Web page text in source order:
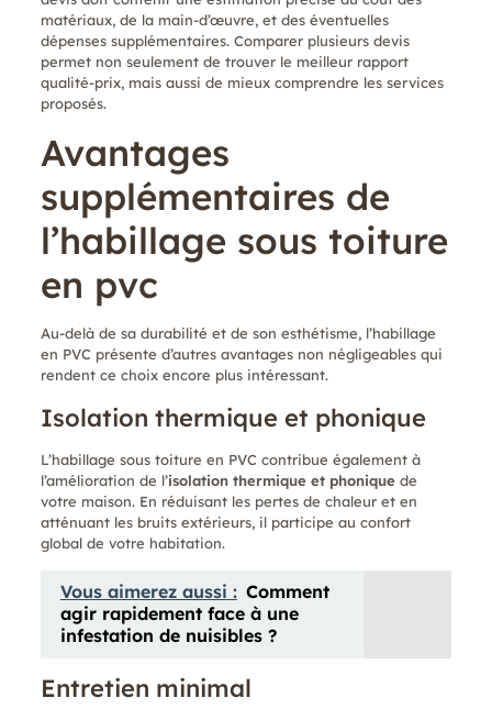
matériaux, de la main-d’œuvre, et des éventuelles
dépenses supplémentaires. Comparer plusieurs devis
permet non seulement de trouver le meilleur rapport
qualité-prix, mais aussi de mieux comprendre les services
proposés.
Avantages
supplémentaires de
l’habillage sous toiture
en pvc
Au-delà de sa durabilité et de son esthétisme, l’habillage
en PVC présente d’autres avantages non négligeables qui
rendent ce choix encore plus intéressant.
Isolation thermique et phonique
L’habillage sous toiture en PVC contribue également à
l’amélioration de l’isolation thermique et phoniquede
votre maison. En réduisant les pertes de chaleur et en
atténuant les bruits extérieurs, il participe au confort
global de votre habitation.
Vous aimerez aussi : Comment
agir rapidement face à une
infestation de nuisibles ?
Entretien minimal